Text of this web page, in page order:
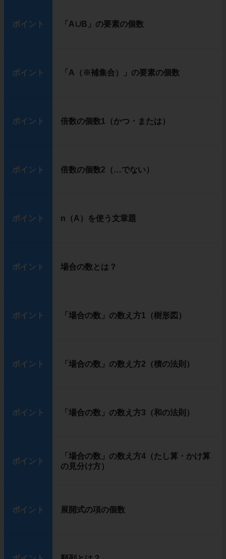
ポイント 「A∪B」の要素の個数
ポイント 「A（※補集合）」の要素の個数
ポイント 倍数の個数1（かつ・または）
ポイント 倍数の個数2（…でない）
ポイント n（A）を使う文章題
ポイント 場合の数とは？
ポイント 「場合の数」の数え方1（樹形図）
ポイント 「場合の数」の数え方2（積の法則）
ポイント 「場合の数」の数え方3（和の法則）
ポイント
「場合の数」の数え方4（たし算・かけ算
の見分け方）
ポイント 展開式の項の個数